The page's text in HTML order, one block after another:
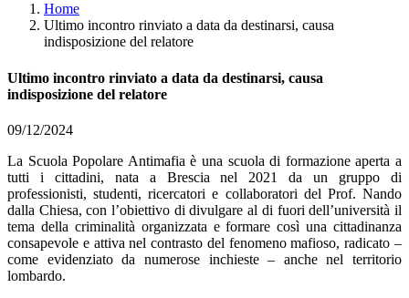
Home
Ultimo incontro rinviato a data da destinarsi, causa
indisposizione del relatore
Ultimo incontro rinviato a data da destinarsi, causa
indisposizione del relatore
09/12/2024
La Scuola Popolare Antimafia è una scuola di formazione aperta a
tutti i cittadini, nata a Brescia nel 2021 da un gruppo di
professionisti, studenti, ricercatori e collaboratori del Prof. Nando
dalla Chiesa, con l’obiettivo di divulgare al di fuori dell’università il
tema della criminalità organizzata e formare così una cittadinanza
consapevole e attiva nel contrasto del fenomeno mafioso, radicato –
come evidenziato da numerose inchieste – anche nel territorio
lombardo.